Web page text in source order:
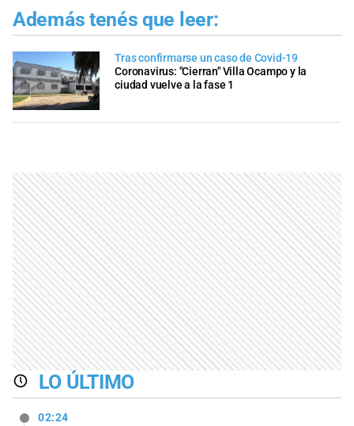
Además tenés que leer:
Tras confirmarse un caso de Covid-19
Coronavirus: "Cierran" Villa Ocampo y la
ciudad vuelve a la fase 1
LO ÚLTIMO
02:24